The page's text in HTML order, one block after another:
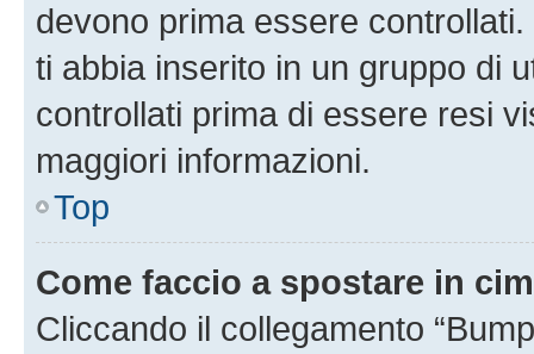
devono prima essere
ti abbia inserito in un gruppo di
controllati prima di essere resi
maggiori informazioni.
Top
Come faccio a spostare in
Cliccando il collegamento